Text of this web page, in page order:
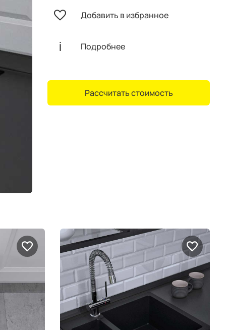
Добавить в избранное
Подробнее
Рассчитать стоимость